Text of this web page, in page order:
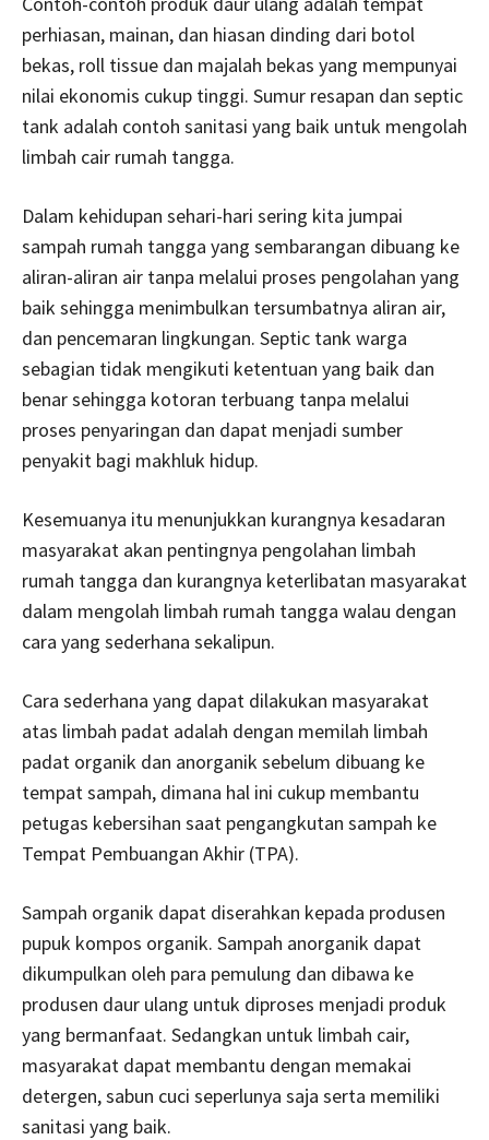
perhiasan, mainan, dan hiasan dinding dari botol
bekas, roll tissue dan majalah bekas yang mempunyai
nilai ekonomis cukup tinggi. Sumur resapan dan septic
tank adalah contoh sanitasi yang baik untuk mengolah
limbah cair rumah tangga.
Dalam kehidupan sehari-hari sering kita jumpai
sampah rumah tangga yang sembarangan dibuang ke
aliran-aliran air tanpa melalui proses pengolahan yang
baik sehingga menimbulkan tersumbatnya aliran air,
dan pencemaran lingkungan. Septic tank warga
sebagian tidak mengikuti ketentuan yang baik dan
benar sehingga kotoran terbuang tanpa melalui
proses penyaringan dan dapat menjadi sumber
penyakit bagi makhluk hidup.
Kesemuanya itu menunjukkan kurangnya kesadaran
masyarakat akan pentingnya pengolahan limbah
rumah tangga dan kurangnya keterlibatan masyarakat
dalam mengolah limbah rumah tangga walau dengan
cara yang sederhana sekalipun.
Cara sederhana yang dapat dilakukan masyarakat
atas limbah padat adalah dengan memilah limbah
padat organik dan anorganik sebelum dibuang ke
tempat sampah, dimana hal ini cukup membantu
petugas kebersihan saat pengangkutan sampah ke
Tempat Pembuangan Akhir (TPA).
Sampah organik dapat diserahkan kepada produsen
pupuk kompos organik. Sampah anorganik dapat
dikumpulkan oleh para pemulung dan dibawa ke
produsen daur ulang untuk diproses menjadi produk
yang bermanfaat. Sedangkan untuk limbah cair,
masyarakat dapat membantu dengan memakai
detergen, sabun cuci seperlunya saja serta memiliki
sanitasi yang baik.